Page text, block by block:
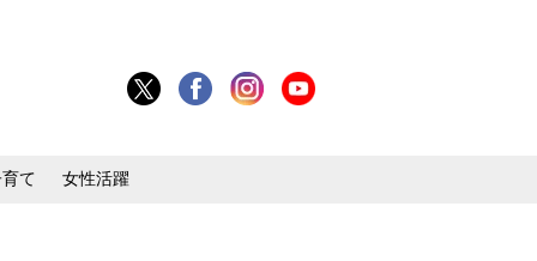
て 女性活躍